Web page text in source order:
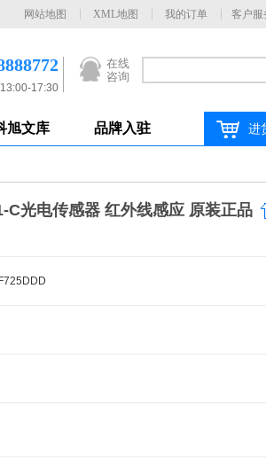
客户服
网站地图 XML地图 我的订单
在线
咨询
17:30
旭文库 品牌入驻 进
C光电传感器 红外线感应 原装正品